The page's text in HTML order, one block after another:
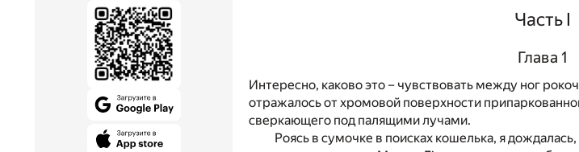
Часть I
Глава 1
Интересно, каково это – чувствовать между ног
отражалось от хромовой поверхности
сверкающего под палящими лучами.
Роясь в сумочке в поисках кошелька, я